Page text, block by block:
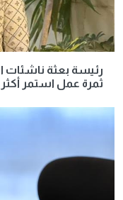
رئيسة بعثة ناشئات
ثمرة عمل استمر